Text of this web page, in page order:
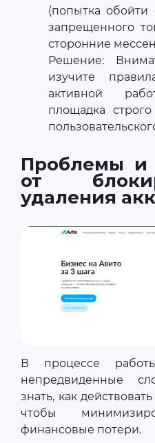
(попытка
запрещенного
сторонние
Решение:
изучите
активной
площадка
Проблемы и
от
удаления
В процессе
непредвиденные
знать, как
чтобы
финансовые потери.